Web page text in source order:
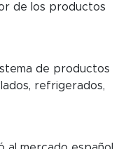
de los productos
de productos
refrigerados,